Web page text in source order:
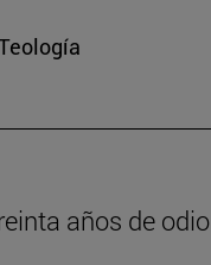
años de odio